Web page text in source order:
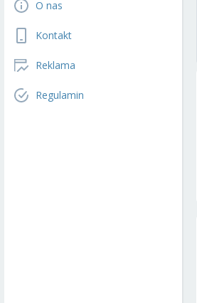
O nas
Kontakt
Reklama
Regulamin